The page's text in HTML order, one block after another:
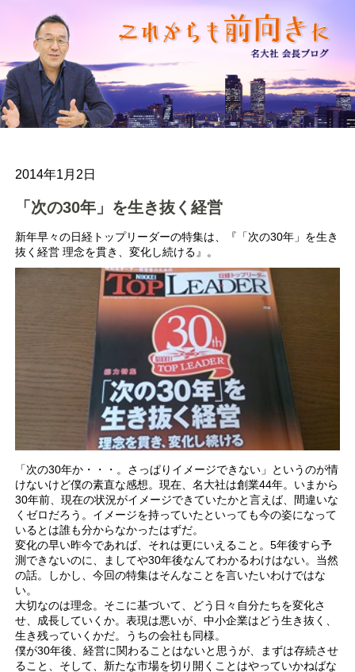
2014年1月2日
「次の30年」を生き抜く経営
新年早々の日経トップリーダーの特集は、『「次の30年」を生き
抜く経営 理念を貫き、変化し続ける』。
「次の30年か・・・。さっぱりイメージできない」というのが情
けないけど僕の素直な感想。現在、名大社は創業44年。いまから
30年前、現在の状況がイメージできていたかと言えば、間違いな
くゼロだろう。イメージを持っていたといっても今の姿になって
いるとは誰も分からなかったはずだ。
変化の早い昨今であれば、それは更にいえること。5年後すら予
測できないのに、ましてや30年後なんてわかるわけはない。当然
の話。しかし、今回の特集はそんなことを言いたいわけではな
い。
大切なのは理念。そこに基づいて、どう日々自分たちを変化さ
せ、成長していくか。表現は悪いが、中小企業はどう生き抜く、
生き残っていくかだ。うちの会社も同様。
僕が30年後、経営に関わることはないと思うが、まずは存続させ
ること、そして、新たな市場を切り開くことはやっていかねばな